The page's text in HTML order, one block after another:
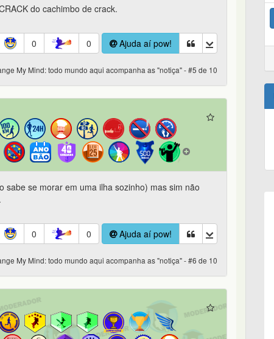
do cachimbo de crack.
0 0 Ajuda aí pow!
My Mind: todo mundo aqui acompanha as "notiça" - #5 de 10
sabe se morar em uma ilha sozinho) mas sim não
0 0 Ajuda aí pow!
My Mind: todo mundo aqui acompanha as "notiça" - #6 de 10